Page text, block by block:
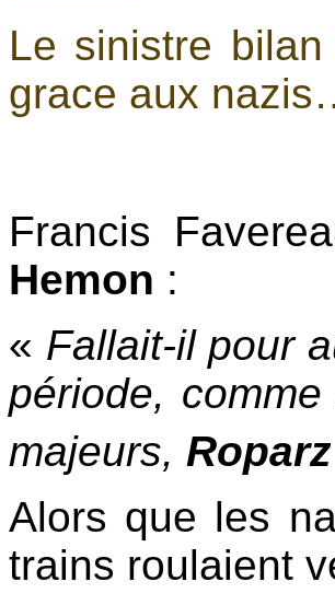
Le sinistre
grace aux
Francis
Hemon :
« Fallait-il pour
période,
majeurs, Roparz
Alors que les
trains roulaient